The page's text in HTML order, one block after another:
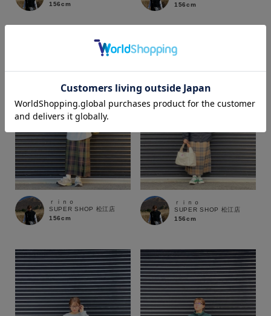
価格
商品タイプ
通常商品 予約商品
在庫
在庫あり 在庫なし含む
156cm
156cm
ｒｉｎｏ
SUPER SHOP 松江店
156cm
ｒｉｎｏ
SUPER SHOP 松江店
156cm